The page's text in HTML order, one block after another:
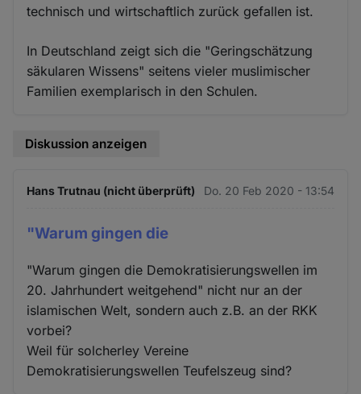
technisch und wirtschaftlich zurück gefallen ist.
In Deutschland zeigt sich die "Geringschätzung
säkularen Wissens" seitens vieler muslimischer
Familien exemplarisch in den Schulen.
Diskussion anzeigen
Hans Trutnau (nicht überprüft) Do. 20 Feb 2020 - 13:54
"Warum gingen die
"Warum gingen die Demokratisierungswellen im
20. Jahrhundert weitgehend" nicht nur an der
islamischen Welt, sondern auch z.B. an der RKK
vorbei?
Weil für solcherley Vereine
Demokratisierungswellen Teufelszeug sind?